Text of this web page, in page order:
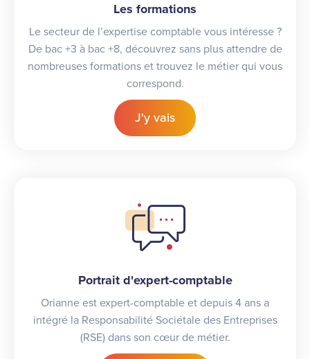
Les formations
Le secteur de l’expertise comptable vous intéresse ?
De bac +3 à bac +8, découvrez sans plus attendre de
nombreuses formations et trouvez le métier qui vous
correspond.
J'y vais
Portrait d'expert-comptable
Orianne est expert-comptable et depuis 4 ans a
intégré la Responsabilité Sociétale des Entreprises
(RSE) dans son cœur de métier.